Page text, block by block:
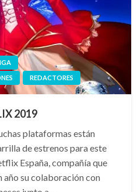
REDACTORES
2019
plataformas están
de estrenos para este
España, compañía que
año su colaboración con